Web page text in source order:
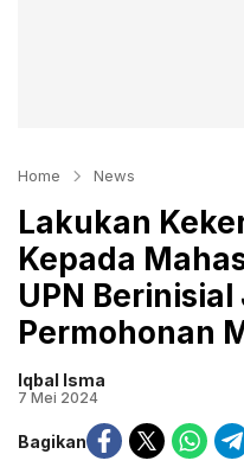
Home News
Lakukan
Kepada
UPN
Permohonan
Iqbal Isma
7 Mei 2024
Bagikan